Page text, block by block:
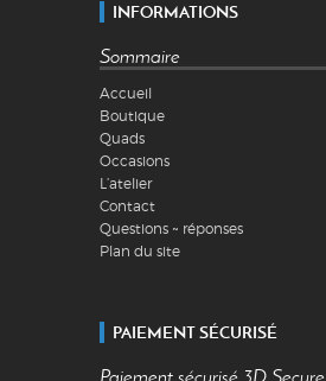
INFORMATIONS
Sommaire
Accueil
Boutique
Quads
Occasions
L’atelier
Contact
Questions ~ réponses
Plan du site
PAIEMENT SÉCURISÉ